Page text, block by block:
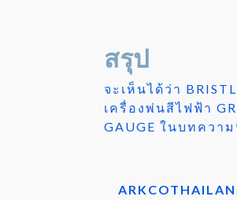
สรุป
จะเห็นได้ว่า
เครื่องพ่นสีไฟฟ้า
GAUGE ในบทควา